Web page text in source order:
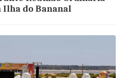
Ilha do Bananal